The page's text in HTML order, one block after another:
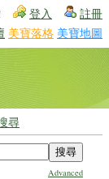
登入 註冊
美寶落格 美寶地圖
尋
Advanced